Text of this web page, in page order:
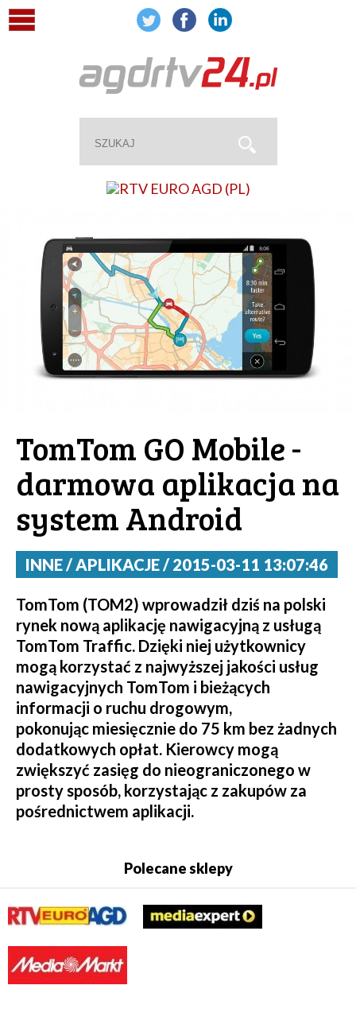
TomTom GO Mobile -
darmowa aplikacja na
system Android
INNE / APLIKACJE / 2015-03-11 13:07:46
TomTom (TOM2) wprowadził dziś na polski
rynek nową aplikację nawigacyjną z usługą
TomTom Traffic. Dzięki niej użytkownicy
mogą korzystać z najwyższej jakości usług
nawigacyjnych TomTom i bieżących
informacji o ruchu drogowym,
pokonując miesięcznie do 75 km bez żadnych
dodatkowych opłat. Kierowcy mogą
zwiększyć zasięg do nieograniczonego w
prosty sposób, korzystając z zakupów za
pośrednictwem aplikacji.
Polecane sklepy